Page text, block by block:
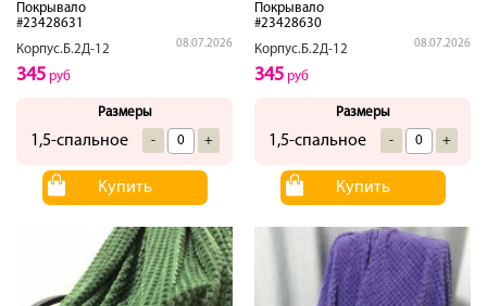
Покрывало
#23428631
Корпус.Б.2Д-12
08.07.2026
345 руб
Размеры
1,5-спальное - +
Купить
Покрывало
#23428630
Корпус.Б.2Д-12
08.07.2026
345 руб
Размеры
1,5-спальное - +
Купить